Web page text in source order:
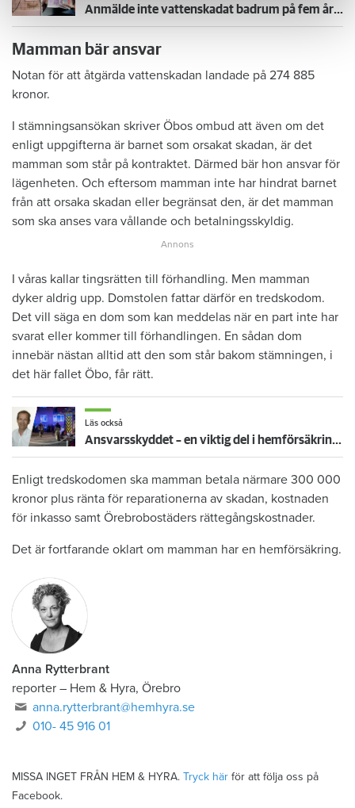
Anmälde inte vattenskadat badrum på fem år – krävs på 125 000 kronor
Mamman bär ansvar
Notan för att åtgärda vattenskadan landade på 274 885
kronor.
I stämningsansökan skriver Öbos ombud att även om det
enligt uppgifterna är barnet som orsakat skadan, är det
mamman som står på kontraktet. Därmed bär hon ansvar för
lägenheten. Och eftersom mamman inte har hindrat barnet
från att orsaka skadan eller begränsat den, är det mamman
som ska anses vara vållande och betalningsskyldig.
I våras kallar tingsrätten till förhandling. Men mamman
dyker aldrig upp. Domstolen fattar därför en tredskodom.
Det vill säga en dom som kan meddelas när en part inte har
svarat eller kommer till förhandlingen. En sådan dom
innebär nästan alltid att den som står bakom stämningen, i
det här fallet Öbo, får rätt.
Läs också
Ansvarsskyddet – en viktig del i hemförsäkringen
Enligt tredskodomen ska mamman betala närmare 300 000
kronor plus ränta för reparationerna av skadan, kostnaden
för inkasso samt Örebrobostäders rättegångskostnader.
Det är fortfarande oklart om mamman har en hemförsäkring.
Anna Rytterbrant
reporter – Hem & Hyra, Örebro
anna.rytterbrant@hemhyra.se
010- 45 916 01
MISSA INGET FRÅN HEM & HYRA. Tryck här för att följa oss på
Facebook.